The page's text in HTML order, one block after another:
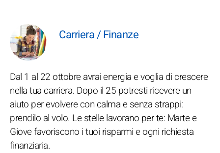
Carriera / Finanze
Dal 1 al 22 ottobre avrai energia e voglia di crescere
nella tua carriera. Dopo il 25 potresti ricevere un
aiuto per evolvere con calma e senza strappi:
prendilo al volo. Le stelle lavorano per te: Marte e
Giove favoriscono i tuoi risparmi e ogni richiesta
finanziaria.